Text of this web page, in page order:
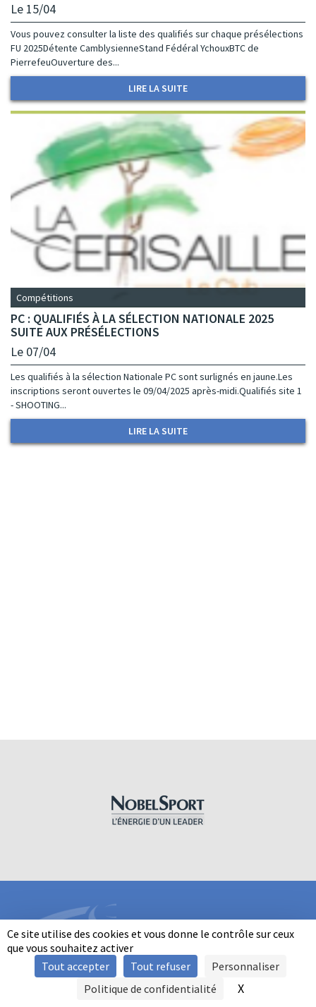
Ce site utilise des cookies et vous donne le contrôle sur ceux
que vous souhaitez activer
Tout accepter
Tout refuser
Personnaliser
Politique de confidentialité
X
Le 15/04
Vous pouvez consulter la liste des qualifiés sur chaque présélections
FU 2025Détente CamblysienneStand Fédéral YchouxBTC de
PierrefeuOuverture des...
LIRE LA SUITE
Compétitions
PC : QUALIFIÉS À LA SÉLECTION NATIONALE 2025
SUITE AUX PRÉSÉLECTIONS
Le 07/04
Les qualifiés à la sélection Nationale PC sont surlignés en jaune.Les
inscriptions seront ouvertes le 09/04/2025 après-midi.Qualifiés site 1
- SHOOTING...
LIRE LA SUITE
INFORMATIONS
SIGNALER UNE VIOLENCE